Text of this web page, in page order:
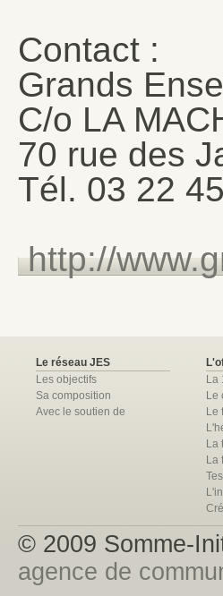
Contact :
Grands
C/o LA
70 rue des
Tél. 03 22
http://
Le réseau JES
Les objectifs
Sa composition
Avec le soutien de
La
Le
Le
La
La
© 2009 Somme-
agence de